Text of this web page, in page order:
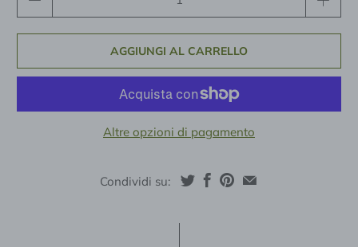
AGGIUNGI AL CARRELLO
Altre opzioni di pagamento
Condividi su: